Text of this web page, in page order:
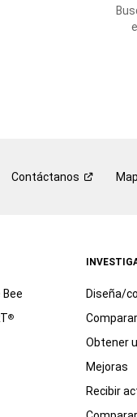
Contáctanos
Bee
®
Diseña/
Obtener
Mejoras
Recibir